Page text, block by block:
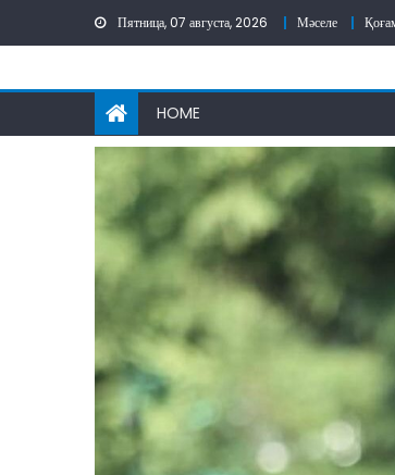
Пятница, 07 августа, 2026 Мәселе
HOME